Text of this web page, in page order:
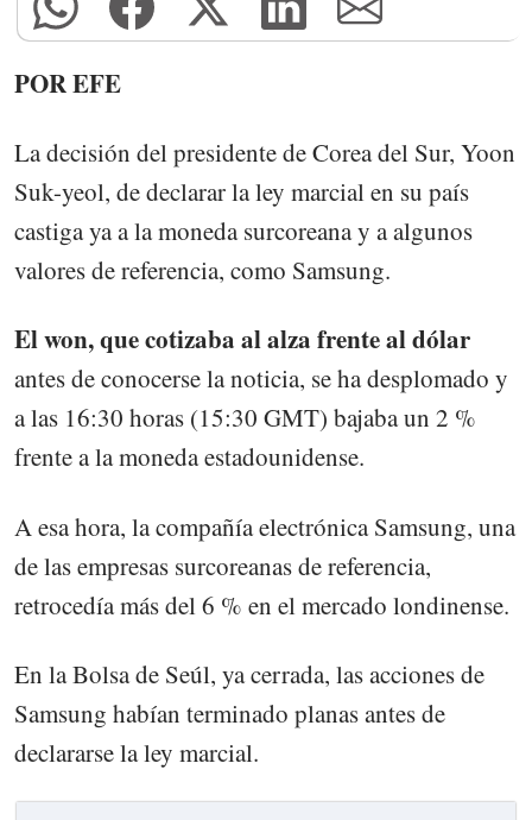
POR EFE
La decisión del presidente de Corea del Sur, Yoon
Suk-yeol, de declarar la ley marcial en su país
castiga ya a la moneda surcoreana y a algunos
valores de referencia, como Samsung.
El won, que cotizaba al alza frente al dólar
antes de conocerse la noticia, se ha desplomado y
a las 16:30 horas (15:30 GMT) bajaba un 2 %
frente a la moneda estadounidense.
A esa hora, la compañía electrónica Samsung, una
de las empresas surcoreanas de referencia,
retrocedía más del 6 % en el mercado londinense.
En la Bolsa de Seúl, ya cerrada, las acciones de
Samsung habían terminado planas antes de
declararse la ley marcial.